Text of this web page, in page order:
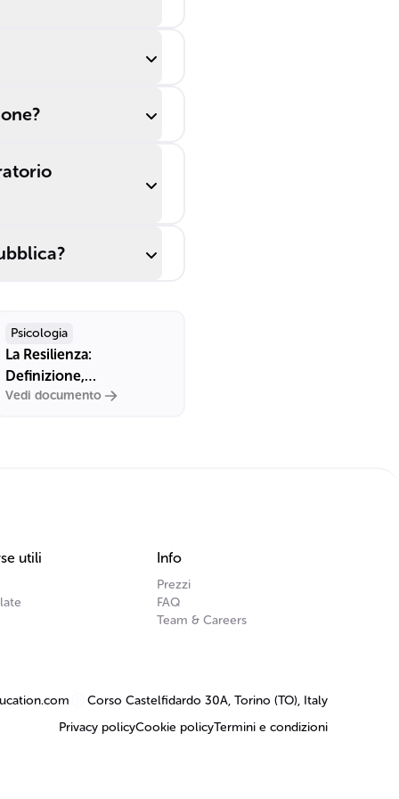
Psicologia
La Resilienza:
Definizione,
Caratteristiche e
Vedi documento
utili Info
Prezzi
FAQ
Team & Careers
Corso Castelfidardo 30A, Torino (TO), Italy
Privacy policyCookie policyTermini e condizioni